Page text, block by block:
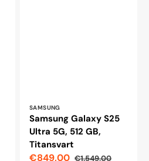
Leverantör:
SAMSUNG
Samsung Galaxy S25
Ultra 5G, 512 GB,
Titansvart
€849,00 €1.549,00